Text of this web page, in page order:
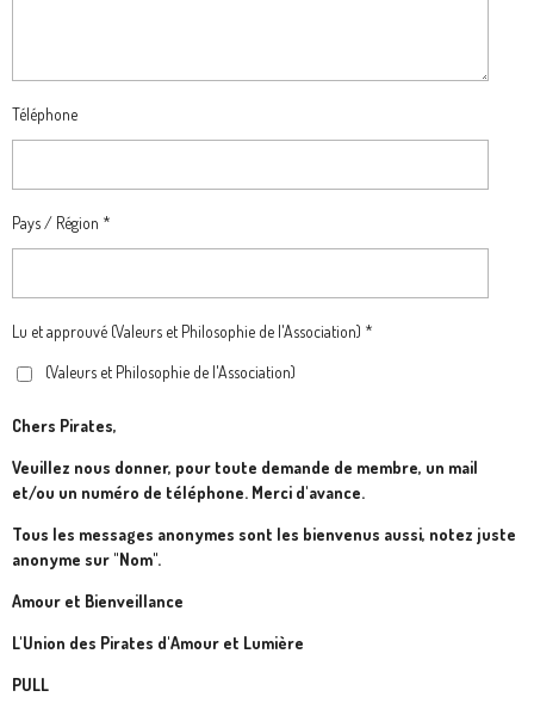
Téléphone
Pays / Région *
Lu et approuvé (Valeurs et Philosophie de l'Association) *
(Valeurs et Philosophie de l'Association)
Chers Pirates,
Veuillez nous donner, pour toute demande de membre, un mail
et/ou un numéro de téléphone. Merci d'avance.
Tous les messages anonymes sont les bienvenus aussi, notez juste
anonyme sur "Nom".
Amour et Bienveillance
L'Union des Pirates d'Amour et Lumière
PULL